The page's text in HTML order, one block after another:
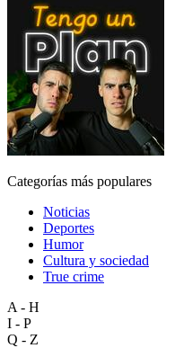
Categorías más populares
Noticias
Deportes
Humor
Cultura y sociedad
True crime
A - H
I - P
Q - Z